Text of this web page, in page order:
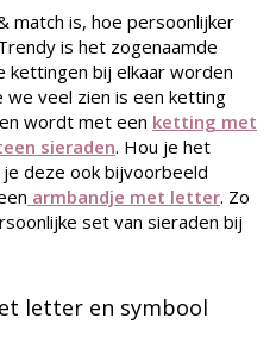
match is, hoe persoonlijker
is het zogenaamde
kettingen bij elkaar worden
we veel zien is een ketting
wordt met een ketting met
sieraden. Hou je het
deze ook bijvoorbeeld
armbandje met letter. Zo
set van sieraden bij
letter en symbool